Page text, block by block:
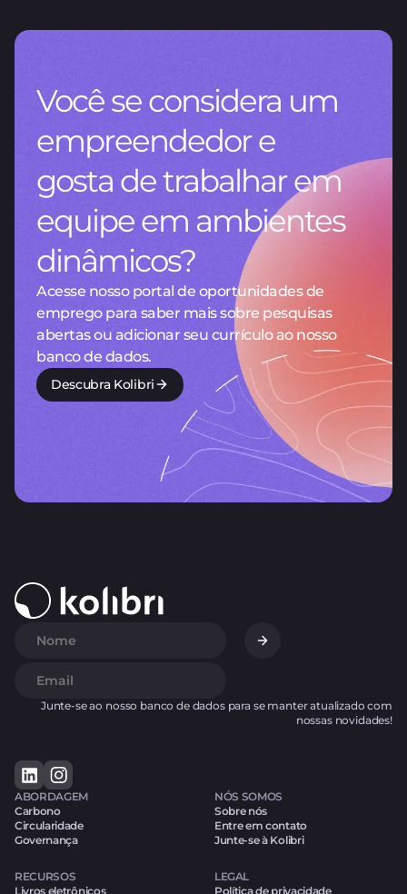
Você se considera um
empreendedor e
gosta de trabalhar em
equipe em ambientes
dinâmicos?
Acesse nosso portal de oportunidades de
emprego para saber mais sobre pesquisas
abertas ou adicionar seu currículo ao nosso
banco de dados.
Descubra Kolibri
Junte-se ao nosso banco de dados para se manter atualizado com
nossas novidades!
ABORDAGEM
Carbono
Circularidade
Governança
NÓS SOMOS
Sobre nós
Entre em contato
Junte-se à Kolibri
RECURSOS
Livros eletrônicos
LEGAL
Política de privacidade